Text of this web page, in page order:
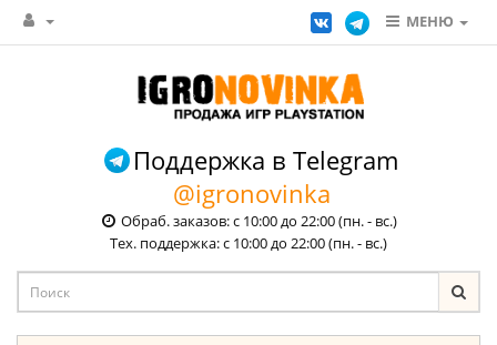
МЕНЮ
Поддержка в Telegram
@igronovinka
Обраб. заказов: с 10:00 до 22:00 (пн. - вс.)
Тех. поддержка: с 10:00 до 22:00 (пн. - вс.)